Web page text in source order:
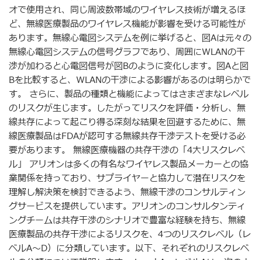
オで使用され、同じ周波数帯域のワイヤレス技術が増えるほ
ど、無線医療製品のワイヤレス機能が影響を受ける可能性が
あります。無線心電図システムを例に挙げると、図Aは元々の
無線心電図システムの信号グラフであり、周囲にWLANの干
渉が加わると心電図信号が図Bのように変化します。図Aと図
Bを比較すると、WLANの干渉による影響があるのは明らかで
す。 さらに、製品の種類と機能によってはさまざまなレベル
のリスクが生じます。したがってリスクを評価・分析し、無
線共存によって起こり得る深刻な結果を回避するために、無
線医療製品はFDAが認可する無線共存干渉テストを受ける必
要があります。 無線医療機器の共存干渉の「4大リスクレベ
ル」 アリオンは多くの有名なワイヤレス製品メーカーとの協
業関係を持っており、サプライヤーと協力して潜在リスクを
理解し解決策を検討できるよう、無線干渉のコンサルティン
グサービスを提供しています。アリオンのコンサルタンティ
ングチームは共存干渉のシナリオで豊富な経験を持ち、無線
医療製品の共存干渉によるリスクを、4つのリスクレベル（レ
ベルA〜D）に分類しています。以下、それぞれのリスクレベ